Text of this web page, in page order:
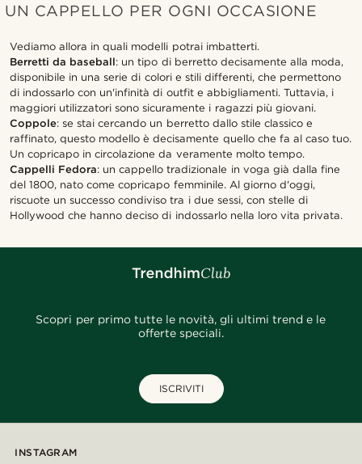
UN CAPPELLO PER OGNI OCCASIONE
Vediamo allora in quali modelli potrai imbatterti.
Berretti da baseball: un tipo di berretto decisamente alla moda,
disponibile in una serie di colori e stili differenti, che permettono
di indossarlo con un'infinità di outfit e abbigliamenti. Tuttavia, i
maggiori utilizzatori sono sicuramente i ragazzi più giovani.
Coppole: se stai cercando un berretto dallo stile classico e
raffinato, questo modello è decisamente quello che fa al caso tuo.
Un copricapo in circolazione da veramente molto tempo.
Cappelli Fedora: un cappello tradizionale in voga già dalla fine
del 1800, nato come copricapo femminile. Al giorno d'oggi,
riscuote un successo condiviso tra i due sessi, con stelle di
Hollywood che hanno deciso di indossarlo nella loro vita privata.
Scopri per primo tutte le novità, gli ultimi trend e le
offerte speciali.
ISCRIVITI
INSTAGRAM